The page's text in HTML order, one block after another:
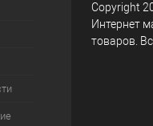
Copyright
Интернет
товаров.